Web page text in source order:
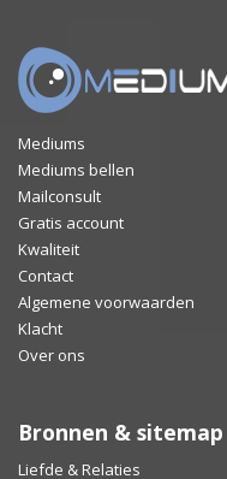
Mediums
Mediums bellen
Mailconsult
Gratis account
Kwaliteit
Contact
Algemene voorwaarden
Klacht
Over ons
Bronnen & sitemap
Liefde & Relaties